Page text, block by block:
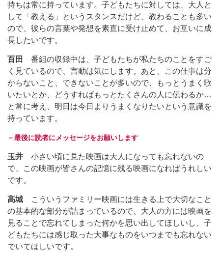
持ちは常に持っています。子どもたちに対しては、大人と
して「教える」というスタンスだけど、教わることも多い
ので、彼らの言葉や発想を素直に受け止めて、お互いに成
長したいです。
百田
番組の収録中は、子どもたちが私たちのことをすご
く見ているので、言動は気にします。あと、この仕事は分
からないこと、できないことが多いので、もっとうまく歌
いたいとか、どうすればもっとたくさんの人に伝わるか…
と常に考え、明日は今日よりうまくなりたいという意識を
持っています。
－最後に読者にメッセージをお願いします
玉井 小さい頃に見た映画は大人になっても忘れないの
で、この映画が皆さんの記憶に残る映画になればうれしい
です。
高城 こういうファミリー映画には生きる上で大切なこと
の基本的な部分が詰まっているので、大人の方には映画を
見ることで忘れてしまった何かを思い出してほしいし、子
どもたちには感じ取った大事なものをいつまでも忘れない
でいてほしいです。